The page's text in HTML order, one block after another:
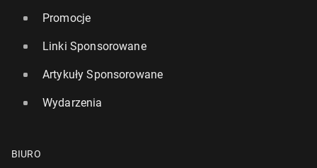
Promocje
Linki Sponsorowane
Artykuły Sponsorowane
Wydarzenia
BIURO